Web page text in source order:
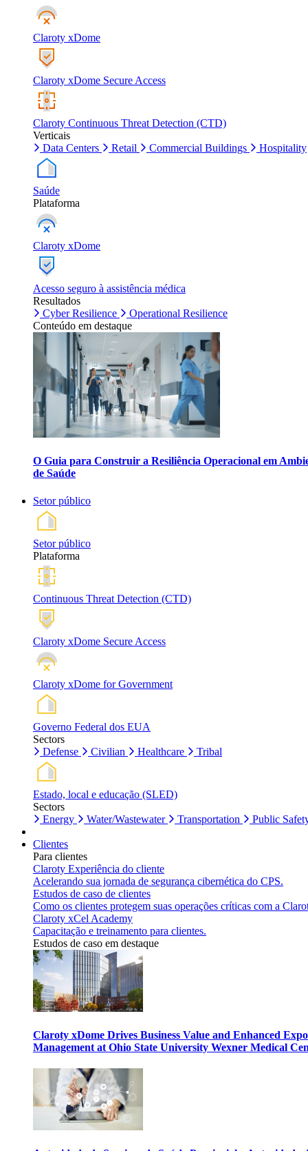
Claroty xDome
Claroty xDome Secure Access
Claroty Continuous Threat Detection (CTD)
Verticais
Data Centers
Retail Commercial Buildings Hospitality
Saúde
Plataforma
Claroty xDome
Acesso seguro à assistência médica
Resultados
Cyber Resilience
Operational Resilience
Conteúdo em destaque
O Guia para Construir a Resiliência Operacional em
de Saúde
Setor público
Setor público
Plataforma
Continuous Threat Detection (CTD)
Claroty xDome Secure Access
Claroty xDome for Government
Governo Federal dos EUA
Sectors
Defense
Civilian Healthcare Tribal
Estado, local e educação (SLED)
Sectors
Energy
Water/Wastewater Transportation Public
Clientes
Para clientes
Claroty Experiência do cliente
Acelerando sua jornada de segurança cibernética do CPS.
Estudos de caso de clientes
Como os clientes protegem suas operações críticas com a
Claroty xCel Academy
Capacitação e treinamento para clientes.
Estudos de caso em destaque
Claroty xDome Drives Business Value and Enhanced
Management at Ohio State University Wexner Medical